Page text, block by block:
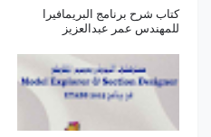
كتاب شرح برنامج البريمافيرا
للمهندس عمر عبدالعزيز